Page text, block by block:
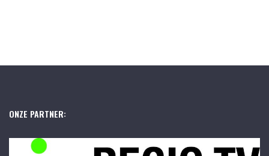
ONZE PARTNER: